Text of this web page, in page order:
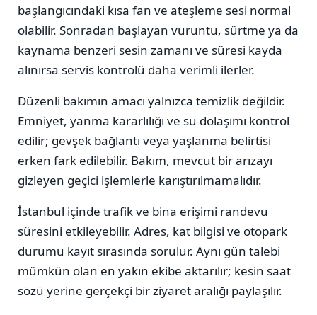
başlangıcındaki kısa fan ve ateşleme sesi normal
olabilir. Sonradan başlayan vuruntu, sürtme ya da
kaynama benzeri sesin zamanı ve süresi kayda
alınırsa servis kontrolü daha verimli ilerler.
Düzenli bakımın amacı yalnızca temizlik değildir.
Emniyet, yanma kararlılığı ve su dolaşımı kontrol
edilir; gevşek bağlantı veya yaşlanma belirtisi
erken fark edilebilir. Bakım, mevcut bir arızayı
gizleyen geçici işlemlerle karıştırılmamalıdır.
İstanbul içinde trafik ve bina erişimi randevu
süresini etkileyebilir. Adres, kat bilgisi ve otopark
durumu kayıt sırasında sorulur. Aynı gün talebi
mümkün olan en yakın ekibe aktarılır; kesin saat
sözü yerine gerçekçi bir ziyaret aralığı paylaşılır.